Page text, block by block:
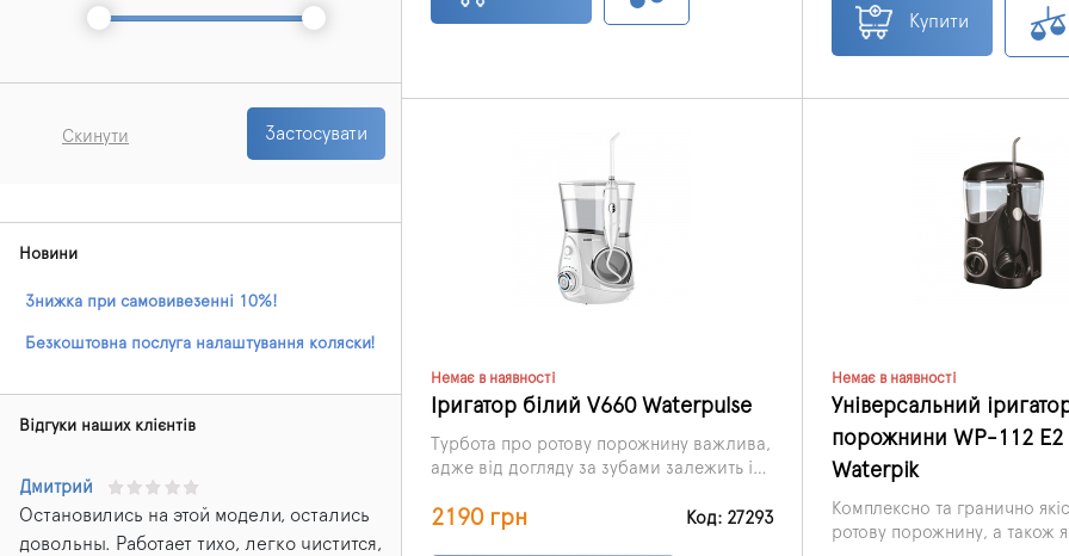
Скинути Застосувати
Новини
Знижка при самовивезенні 10%!
Безкоштовна послуга налаштування коляски!
Відгуки наших клієнтів
Дмитрий
Остановились на этой модели, остались
довольны. Работает тихо, легко чистится,
традиційному чищенні щіткою та
Купити
Немає в наявності
Іригатор білий V660 Waterpulse
Турбота про ротову порожнину важлива,
адже від догляду за зубами залежить і
щіток та сучасних паст буває
2190 грн Код: 27293
Немає в наявності
Універсальний
порожнини WP-112 E2
Waterpik
Комплексно та гранично
ротову порожнину, а також